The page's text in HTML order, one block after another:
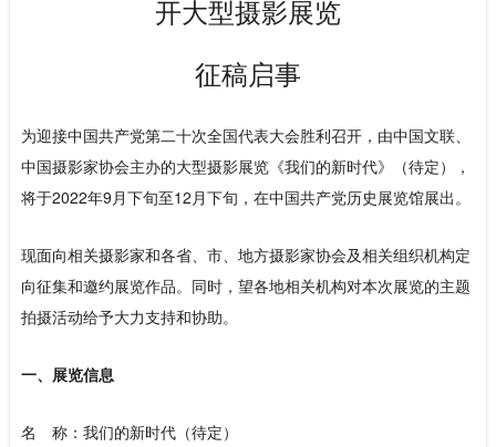
开大型摄影展览
征稿启事
为迎接中国共产党第二十次全国代表大会胜利召开，由中国文联、
中国摄影家协会主办的大型摄影展览《我们的新时代》（待定），
将于2022年9月下旬至12月下旬，在中国共产党历史展览馆展出。
现面向相关摄影家和各省、市、地方摄影家协会及相关组织机构定
向征集和邀约展览作品。同时，望各地相关机构对本次展览的主题
拍摄活动给予大力支持和协助。
一、展览信息
名 称：我们的新时代（待定）